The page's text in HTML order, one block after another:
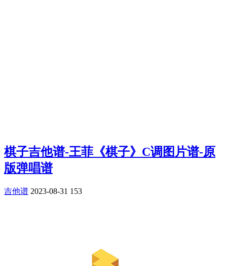
棋子吉他谱-王菲《棋子》C调图片谱-原
版弹唱谱
吉他谱 2023-08-31 153